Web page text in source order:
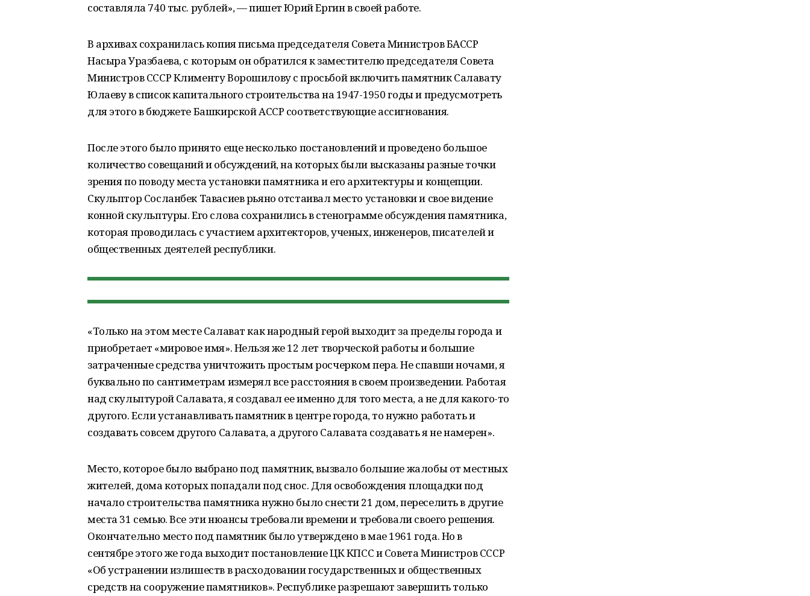
составляла 740 тыс. рублей», — пишет Юрий Ергин в своей работе.
В архивах сохранилась копия письма председателя Совета Министров БАССР
Насыра Уразбаева, с которым он обратился к заместителю председателя Совета
Министров СССР Клименту Ворошилову с просьбой включить памятник Салавату
Юлаеву в список капитального строительства на 1947-1950 годы и предусмотреть
для этого в бюджете Башкирской АССР соответствующие ассигнования.
После этого было принято еще несколько постановлений и проведено большое
количество совещаний и обсуждений, на которых были высказаны разные точки
зрения по поводу места установки памятника и его архитектуры и концепции.
Скульптор Сосланбек Тавасиев рьяно отстаивал место установки и свое видение
конной скульптуры. Его слова сохранились в стенограмме обсуждения памятника,
которая проводилась с участием архитекторов, ученых, инженеров, писателей и
общественных деятелей республики.
«Только на этом месте Салават как народный герой выходит за пределы города и
приобретает «мировое имя». Нельзя же 12 лет творческой работы и большие
затраченные средства уничтожить простым росчерком пера. Не спавши ночами, я
буквально по сантиметрам измерял все расстояния в своем произведении. Работая
над скульптурой Салавата, я создавал ее именно для того места, а не для какого-то
другого. Если устанавливать памятник в центре города, то нужно работать и
создавать совсем другого Салавата, а другого Салавата создавать я не намерен».
Место, которое было выбрано под памятник, вызвало большие жалобы от местных
жителей, дома которых попадали под снос. Для освобождения площадки под
начало строительства памятника нужно было снести 21 дом, переселить в другие
места 31 семью. Все эти нюансы требовали времени и требовали своего решения.
Окончательно место под памятник было утверждено в мае 1961 года. Но в
сентябре этого же года выходит постановление ЦК КПСС и Совета Министров СССР
«Об устранении излишеств в расходовании государственных и общественных
средств на сооружение памятников». Республике разрешают завершить только